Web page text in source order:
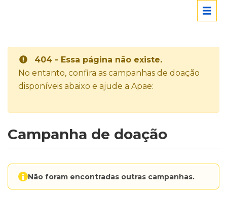
404 - Essa página não existe.
No entanto, confira as campanhas de doação
disponíveis abaixo e ajude a Apae:
Campanha de doação
Não foram encontradas outras campanhas.